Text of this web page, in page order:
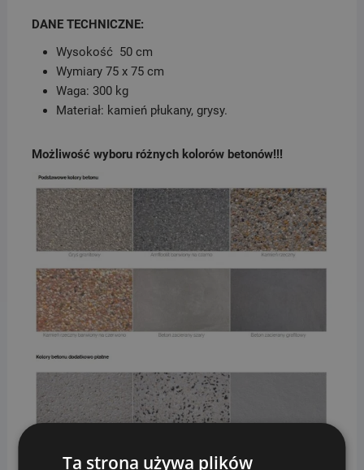
DANE TECHNICZNE:
Wysokość 50 cm
Wymiary 75 x 75 cm
Waga: 300 kg
Materiał: kamień płukany, grysy.
Możliwość wyboru różnych kolorów betonów!!!
Ta strona używa plików